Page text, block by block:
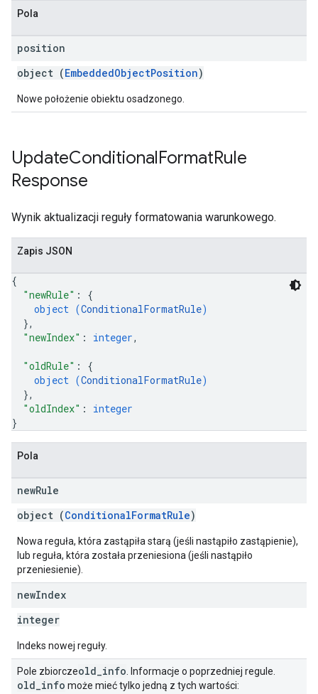
Pola
position
object (EmbeddedObjectPosition)
Nowe położenie obiektu osadzonego.
UpdateConditionalFormatRule
Response
Wynik aktualizacji reguły formatowania warunkowego.
Zapis JSON
{
"newRule" : {
object (ConditionalFormatRule)
},
"newIndex" : integer,
"oldRule" : {
object (ConditionalFormatRule)
},
"oldIndex" : integer
}
Pola
newRule
object (ConditionalFormatRule)
Nowa reguła, która zastąpiła starą (jeśli nastąpiło zastąpienie),
lub reguła, która została przeniesiona (jeśli nastąpiło
przeniesienie).
newIndex
integer
Indeks nowej reguły.
Pole zbiorczeold info . Informacje o poprzedniej regule.
old info może mieć tylko jedną z tych wartości: